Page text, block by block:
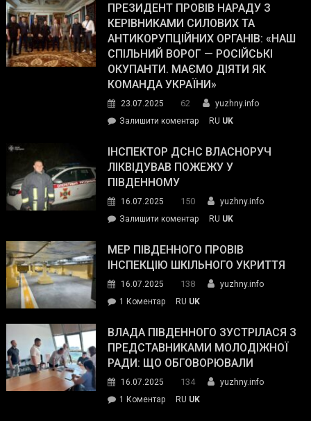
Street
Journal.
Південному
працівникам
ОПЗ
з
матеріального
резерву
гуманітарну
допомогу
ПРЕЗИДЕНТ ПРОВІВ НАРАДУ З
КЕРІВНИКАМИ СИЛОВИХ ТА
АНТИКОРУПЦІЙНИХ ОРГАНІВ: «НАШ
СПІЛЬНИЙ ВОРОГ — РОСІЙСЬКІ
ОКУПАНТИ. МАЄМО ДІЯТИ ЯК
КОМАНДА УКРАЇНИ»
23.07.2025 62
yuzhny.info
Залишити коментарon
провів
нараду
силових
та
органів:
«Наш
спільний
окупанти.
Маємо
діяти
команда
RU UK
ІНСПЕКТОР ДСНС ВЛАСНОРУЧ
ЛІКВІДУВАВ ПОЖЕЖУ У
ПІВДЕННОМУ
16.07.2025 150
yuzhny.info
Залишити коментарon
ДСНС
власноруч
пожежу
у
RU UK
МЕР ПІВДЕННОГО ПРОВІВ
ІНСПЕКЦІЮ ШКІЛЬНОГО УКРИТТЯ
16.07.2025 138
yuzhny.info
1 Коментардо
Південного
провів
інспекцію
RU UK
ВЛАДА ПІВДЕННОГО ЗУСТРІЛАСЯ З
ПРЕДСТАВНИКАМИ МОЛОДІЖНОЇ
РАДИ: ЩО ОБГОВОРЮВАЛИ
16.07.2025 134
yuzhny.info
1 Коментардо
RU UK